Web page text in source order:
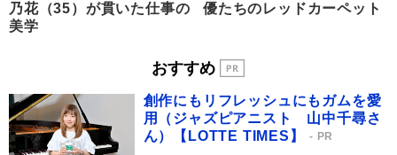
乃花（35）が貫いた仕事の
美学
優たちのレッドカーペット
おすすめ
創作にもリフレッシュにもガムを愛
用（ジャズピアニスト 山中千尋さ
ん）【LOTTE TIMES】
PR